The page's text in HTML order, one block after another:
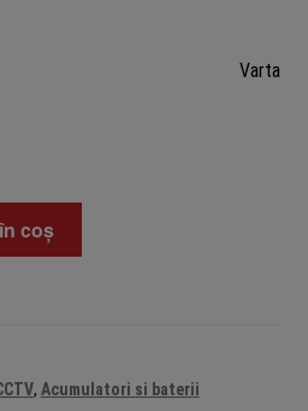
Varta
coș
, Acumulatori si baterii